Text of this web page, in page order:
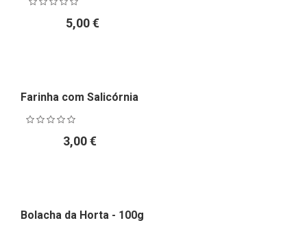
5,00 €
Farinha com Salicórnia
3,00 €
Bolacha da Horta - 100g